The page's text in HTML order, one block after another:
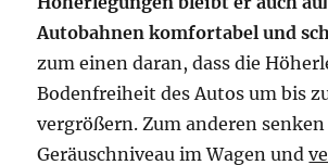
Autobahnen komfortabel und
zum einen daran, dass die
Bodenfreiheit des Autos um bis
vergrößern. Zum anderen senken
Geräuschniveau im Wagen und